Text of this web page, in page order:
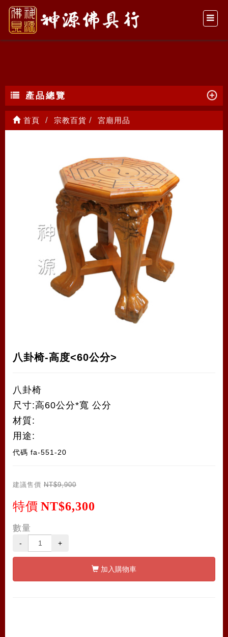
宮廟用品
產品總覽
首頁 宗教百貨 宮廟用品
八卦椅-高度<60公分>
八卦椅
尺寸:高60公分*寬 公分
材質:
用途:
代碼 fa-551-20
建議售價 NT$9,900
特價 NT$6,300
數量
- +
加入購物車